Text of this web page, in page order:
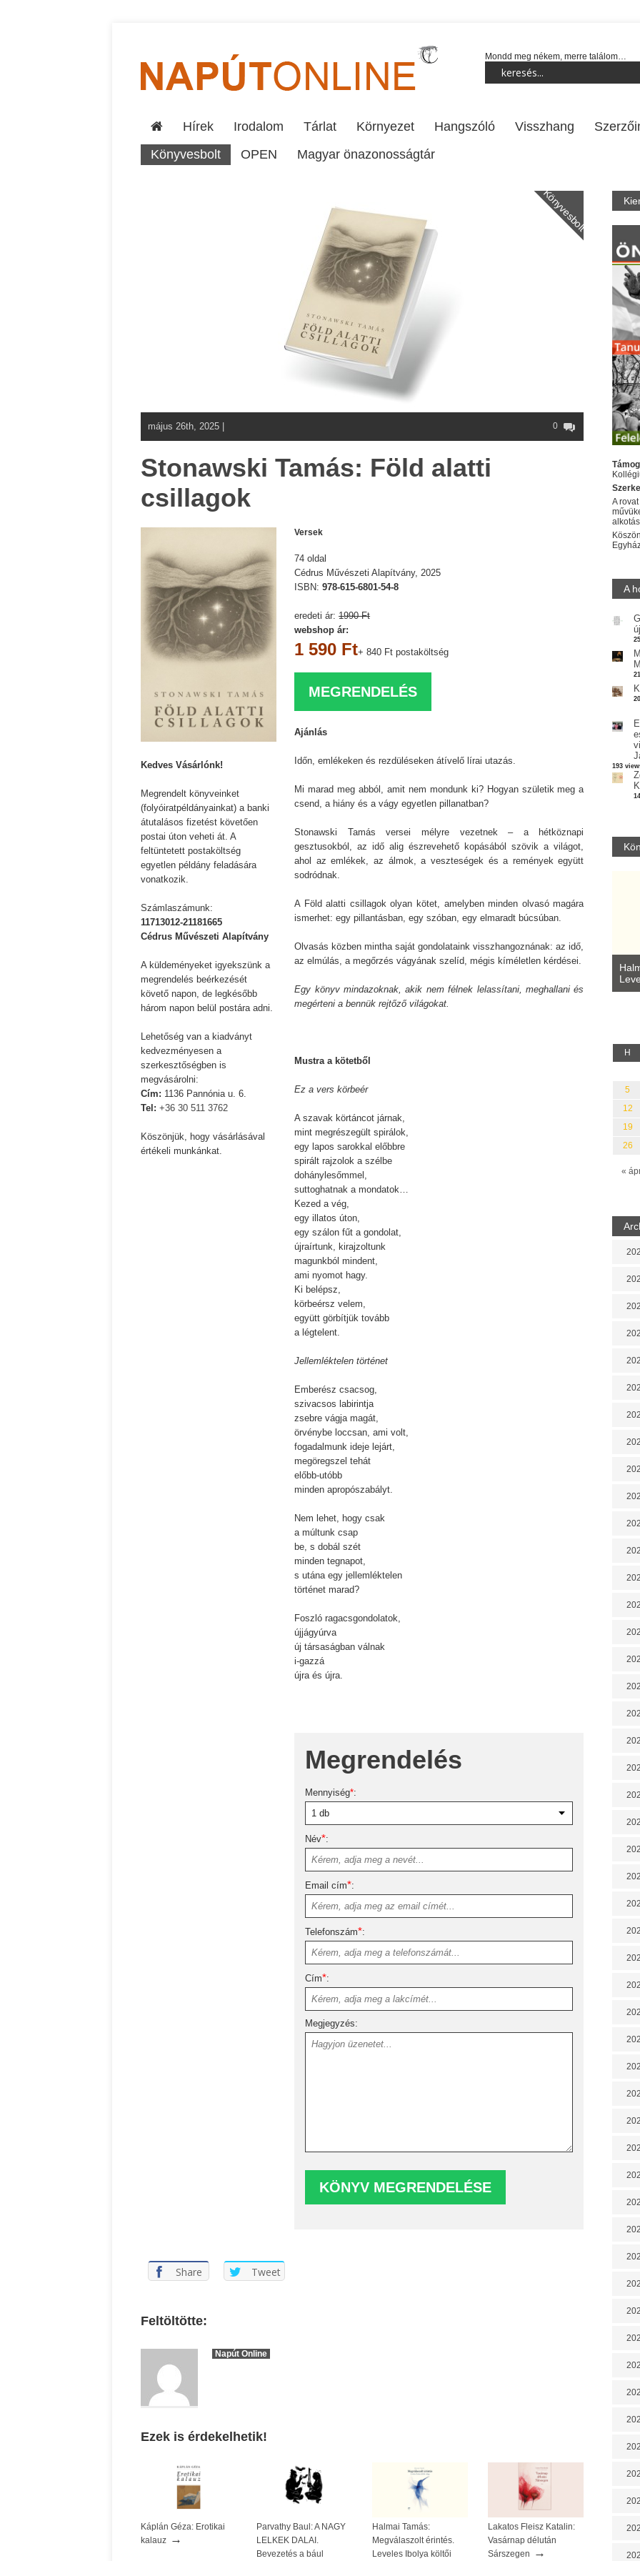
Mondd meg nékem, merre találom…
Hírek Irodalom Tárlat Környezet Hangszóló Visszhang
Könyvesbolt
OPEN Magyar önazonosságtár
Könyvesbolt
május 26th, 2025 | 0
Stonawski Tamás: Föld alatti
csillagok
Kedves Vásárlónk!
Megrendelt könyveinket
(folyóiratpéldányainkat) a banki
átutalásos fizetést követően
postai úton veheti át. A
feltüntetett postaköltség
egyetlen példány feladására
vonatkozik.
Számlaszámunk:
11713012-21181665
Cédrus Művészeti Alapítvány
A küldeményeket igyekszünk a
megrendelés beérkezését
követő napon, de legkésőbb
három napon belül postára adni.
Lehetőség van a kiadványt
kedvezményesen a
szerkesztőségben is
megvásárolni:
Cím: 1136 Pannónia u. 6.
Tel: +36 30 511 3762
Köszönjük, hogy vásárlásával
értékeli munkánkat.
Versek
74 oldal
Cédrus Művészeti Alapítvány, 2025
ISBN:978-615-6801-54-8
eredeti ár:1990 Ft
webshop ár:
1 590 Ft+ 840 Ft postaköltség
MEGRENDELÉS
Ajánlás
Időn, emlékeken és rezdüléseken átívelő lírai utazás.
Mi marad meg abból, amit nem mondunk ki? Hogyan születik meg a
csend, a hiány és a vágy egyetlen pillanatban?
Stonawski Tamás versei mélyre vezetnek – a hétköznapi
gesztusokból, az idő alig észrevehető kopásából szövik a világot,
ahol az emlékek, az álmok, a veszteségek és a remények együtt
sodródnak.
A Föld alatti csillagok olyan kötet, amelyben minden olvasó magára
ismerhet: egy pillantásban, egy szóban, egy elmaradt búcsúban.
Olvasás közben mintha saját gondolataink visszhangoznának: az idő,
az elmúlás, a megőrzés vágyának szelíd, mégis kíméletlen kérdései.
Egy könyv mindazoknak, akik nem félnek lelassítani, meghallani és
megérteni a bennük rejtőző világokat.
Mustra a kötetből
Ez a vers körbeér
A szavak körtáncot járnak,
mint megrészegült spirálok,
egy lapos sarokkal előbbre
spirált rajzolok a szélbe
dohánylesőmmel,
suttoghatnak a mondatok…
Kezed a vég,
egy illatos úton,
egy szálon fűt a gondolat,
újraírtunk, kirajzoltunk
magunkból mindent,
ami nyomot hagy.
Ki belépsz,
körbeérsz velem,
együtt görbítjük tovább
a légtelent.
Jellemléktelen történet
Emberész csacsog,
szivacsos labirintja
zsebre vágja magát,
örvénybe loccsan, ami volt,
fogadalmunk ideje lejárt,
megöregszel tehát
előbb-utóbb
minden apropószabályt.
Nem lehet, hogy csak
a múltunk csap
be, s dobál szét
minden tegnapot,
s utána egy jellemléktelen
történet marad?
Foszló ragacsgondolatok,
újjágyúrva
új társaságban válnak
i-gazzá
újra és újra.
Megrendelés
Mennyiség*:
Név*:
Email cím*:
Telefonszám*:
Cím*:
Megjegyzés:
Share Tweet
Feltöltötte:
Napút Online
Ezek is érdekelhetik!
Káplán Géza: Erotikai
kalauz →
Parvathy Baul: A NAGY
LELKEK DALAI.
Bevezetés a bául
Halmai Tamás:
Megválaszolt érintés.
Leveles Ibolya költői
Lakatos Fleisz Katalin:
Vasárnap délután
Sárszegen
→
A
A
193
Marietta: Szavak a fényből Káplán Géza: Erotikai kalauz
Parvathy Baul: A NAGY LELKEK DALAI.
Bevezetés a bául ösvénybe (Fordította:
H
«
5
12
19
26